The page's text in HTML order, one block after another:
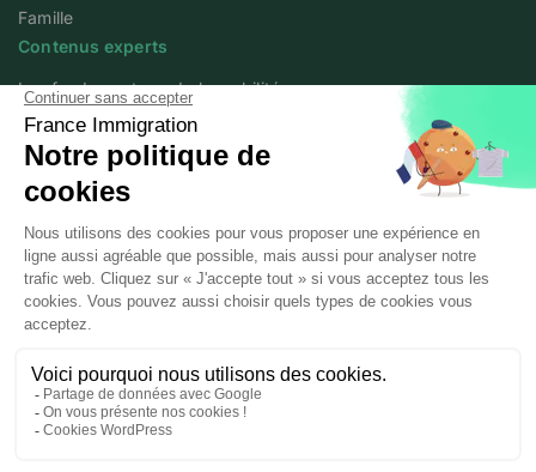
Famille
Contenus experts
Les fondamentaux de la mobilité
Articles experts
Flash info
Livres blancs
Webinars
Podcast We Love Mobility
A propos
Qui sommes-nous ?
Posted workers